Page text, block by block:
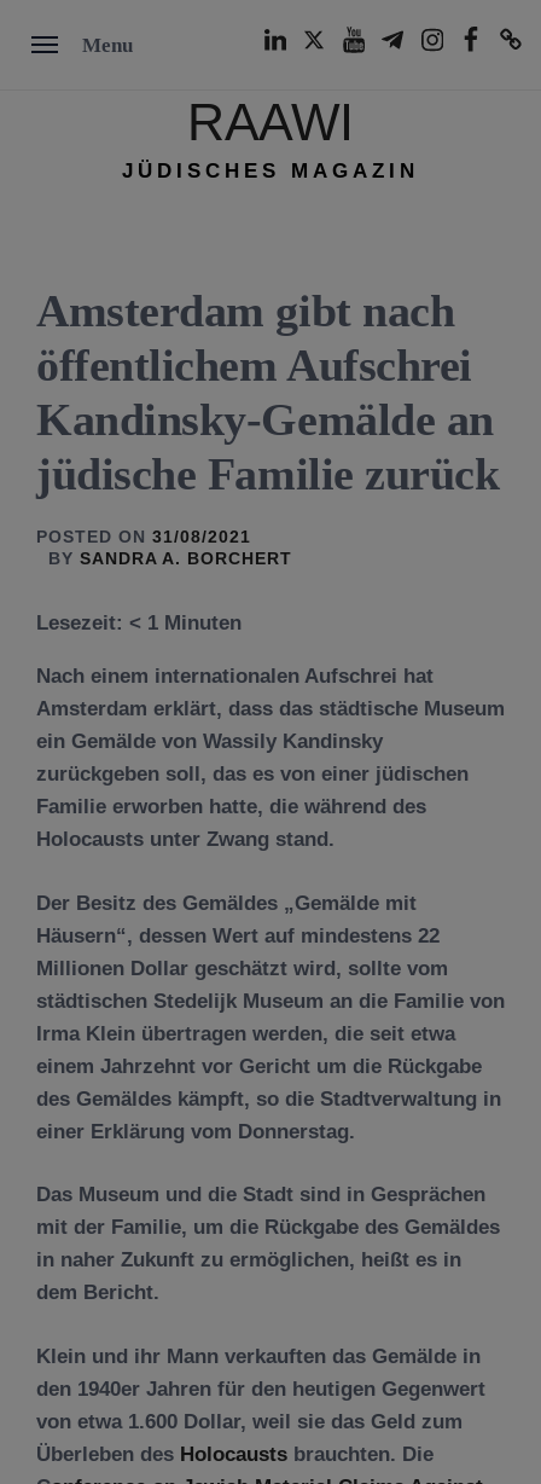
Menu
RAAWI
JÜDISCHES MAGAZIN
Amsterdam gibt nach
öffentlichem Aufschrei
Kandinsky-Gemälde an
jüdische Familie zurück
POSTED ON 31/08/2021
BY SANDRA A. BORCHERT
Lesezeit: < 1 Minuten
Nach einem internationalen Aufschrei hat
Amsterdam erklärt, dass das städtische Museum
ein Gemälde von Wassily Kandinsky
zurückgeben soll, das es von einer jüdischen
Familie erworben hatte, die während des
Holocausts unter Zwang stand.
Der Besitz des Gemäldes „Gemälde mit
Häusern“, dessen Wert auf mindestens 22
Millionen Dollar geschätzt wird, sollte vom
städtischen Stedelijk Museum an die Familie von
Irma Klein übertragen werden, die seit etwa
einem Jahrzehnt vor Gericht um die Rückgabe
des Gemäldes kämpft, so die Stadtverwaltung in
einer Erklärung vom Donnerstag.
Das Museum und die Stadt sind in Gesprächen
mit der Familie, um die Rückgabe des Gemäldes
in naher Zukunft zu ermöglichen, heißt es in
dem Bericht.
Klein und ihr Mann verkauften das Gemälde in
den 1940er Jahren für den heutigen Gegenwert
von etwa 1.600 Dollar, weil sie das Geld zum
Überleben des Holocausts brauchten. Die